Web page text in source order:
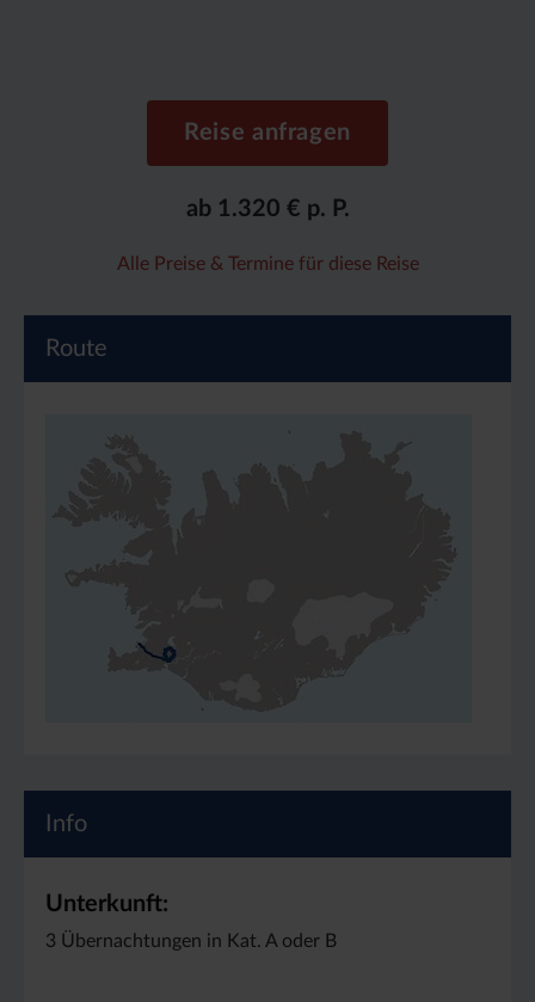
Reise anfragen
ab 1.320 € p. P.
Alle Preise & Termine für diese Reise
Route
Info
Unterkunft:
3 Übernachtungen in Kat. A oder B